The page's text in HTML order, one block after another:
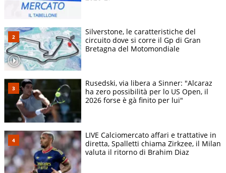
Silverstone, le caratteristiche del
circuito dove si corre il Gp di Gran
Bretagna del Motomondiale
Rusedski, via libera a Sinner: "Alcaraz
ha zero possibilità per lo US Open, il
2026 forse è gà finito per lui"
LIVE Calciomercato affari e trattative in
diretta, Spalletti chiama Zirkzee, il Milan
valuta il ritorno di Brahim Diaz